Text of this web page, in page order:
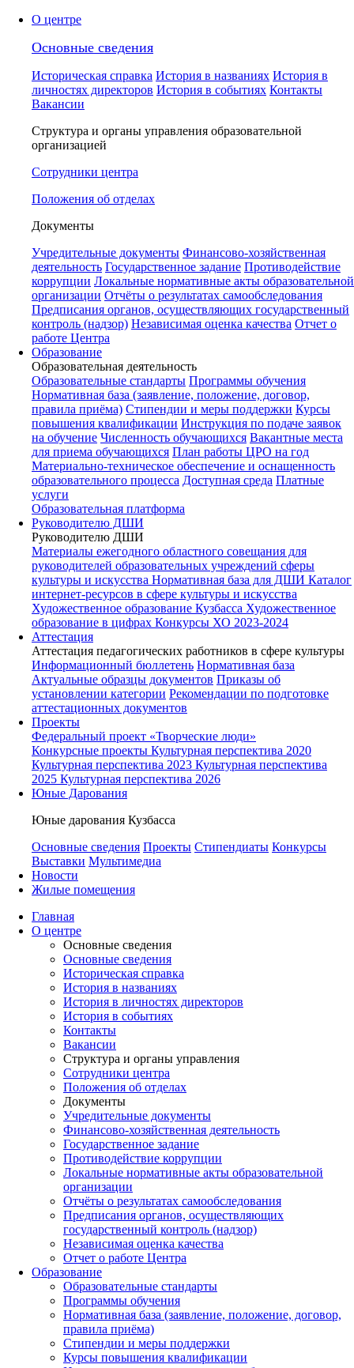
О центре
Основные сведения
Историческая справка История в названиях История в
личностях директоров История в событиях Контакты
Вакансии
Структура и органы управления образовательной
организацией
Сотрудники центра
Положения об отделах
Документы
Учредительные документы Финансово-хозяйственная
деятельность Государственное задание Противодействие
коррупции Локальные нормативные акты образовательной
организации Отчёты о результатах самообследования
Предписания органов, осуществляющих государственный
контроль (надзор) Независимая оценка качества Отчет о
работе Центра
Образование
Образовательная деятельность
Образовательные стандарты Программы обучения
Нормативная база (заявление, положение, договор,
правила приёма) Стипендии и меры поддержки Курсы
повышения квалификации Инструкция по подаче заявок
на обучение Численность обучающихся Вакантные места
для приема обучающихся План работы ЦРО на год
Материально-техническое обеспечение и оснащенность
образовательного процесса Доступная среда Платные
услуги
Образовательная платформа
Руководителю ДШИ
Руководителю ДШИ
Материалы ежегодного областного совещания для
руководителей образовательных учреждений сферы
культуры и искусства Нормативная база для ДШИ Каталог
интернет-ресурсов в сфере культуры и искусства
Художественное образование Кузбасса Художественное
образование в цифрах Конкурсы ХО 2023-2024
Аттестация
Аттестация педагогических работников в сфере культуры
Информационный бюллетень Нормативная база
Актуальные образцы документов Приказы об
установлении категории Рекомендации по подготовке
аттестационных документов
Проекты
Федеральный проект «Творческие люди»
Конкурсные проекты Культурная перспектива 2020
Культурная перспектива 2023 Культурная перспектива
2025 Культурная перспектива 2026
Юные Дарования
Юные дарования Кузбасса
Основные сведения Проекты Стипендиаты Конкурсы
Выставки Мультимедиа
Новости
Жилые помещения
Главная
О центре
Основные сведения
Основные сведения
Историческая справка
История в названиях
История в личностях директоров
История в событиях
Контакты
Вакансии
Структура и органы управления
Сотрудники центра
Положения об отделах
Документы
Учредительные документы
Финансово-хозяйственная деятельность
Государственное задание
Противодействие коррупции
Локальные нормативные акты образовательной
организации
Отчёты о результатах самообследования
Предписания органов, осуществляющих
государственный контроль (надзор)
Независимая оценка качества
Отчет о работе Центра
Образование
Образовательные стандарты
Программы обучения
Нормативная база (заявление, положение, договор,
правила приёма)
Стипендии и меры поддержки
Курсы повышения квалификации